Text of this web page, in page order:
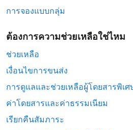
การจองแบบกลุ่ม
ต้องการความช่วยเหลือใช่ไหม
ช่วยเหลือ
เงื่อนไขการขนส่ง
การดูแลและช่วยเหลือผู้โดยสารพิเ
ค่าโดยสารและค่าธรรมเนียม
เรียกคืนสัมภาระ